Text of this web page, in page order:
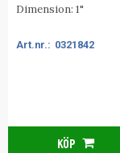
Dimension: 1"
0321842
KÖP